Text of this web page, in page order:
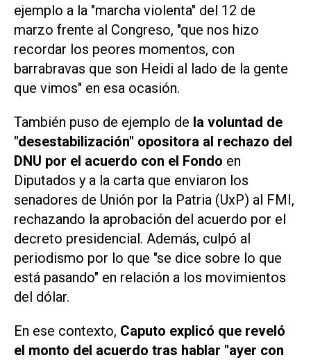
ejemplo a la "marcha violenta" del 12 de
marzo frente al Congreso, "que nos hizo
recordar los peores momentos, con
barrabravas que son Heidi al lado de la gente
que vimos" en esa ocasión.
También puso de ejemplo de la voluntad de
"desestabilización" opositora al rechazo del
DNU por el acuerdo con el Fondo en
Diputados y a la carta que enviaron los
senadores de Unión por la Patria (UxP) al FMI,
rechazando la aprobación del acuerdo por el
decreto presidencial. Además, culpó al
periodismo por lo que "se dice sobre lo que
está pasando" en relación a los movimientos
del dólar.
En ese contexto, Caputo explicó que reveló
el monto del acuerdo tras hablar "ayer con